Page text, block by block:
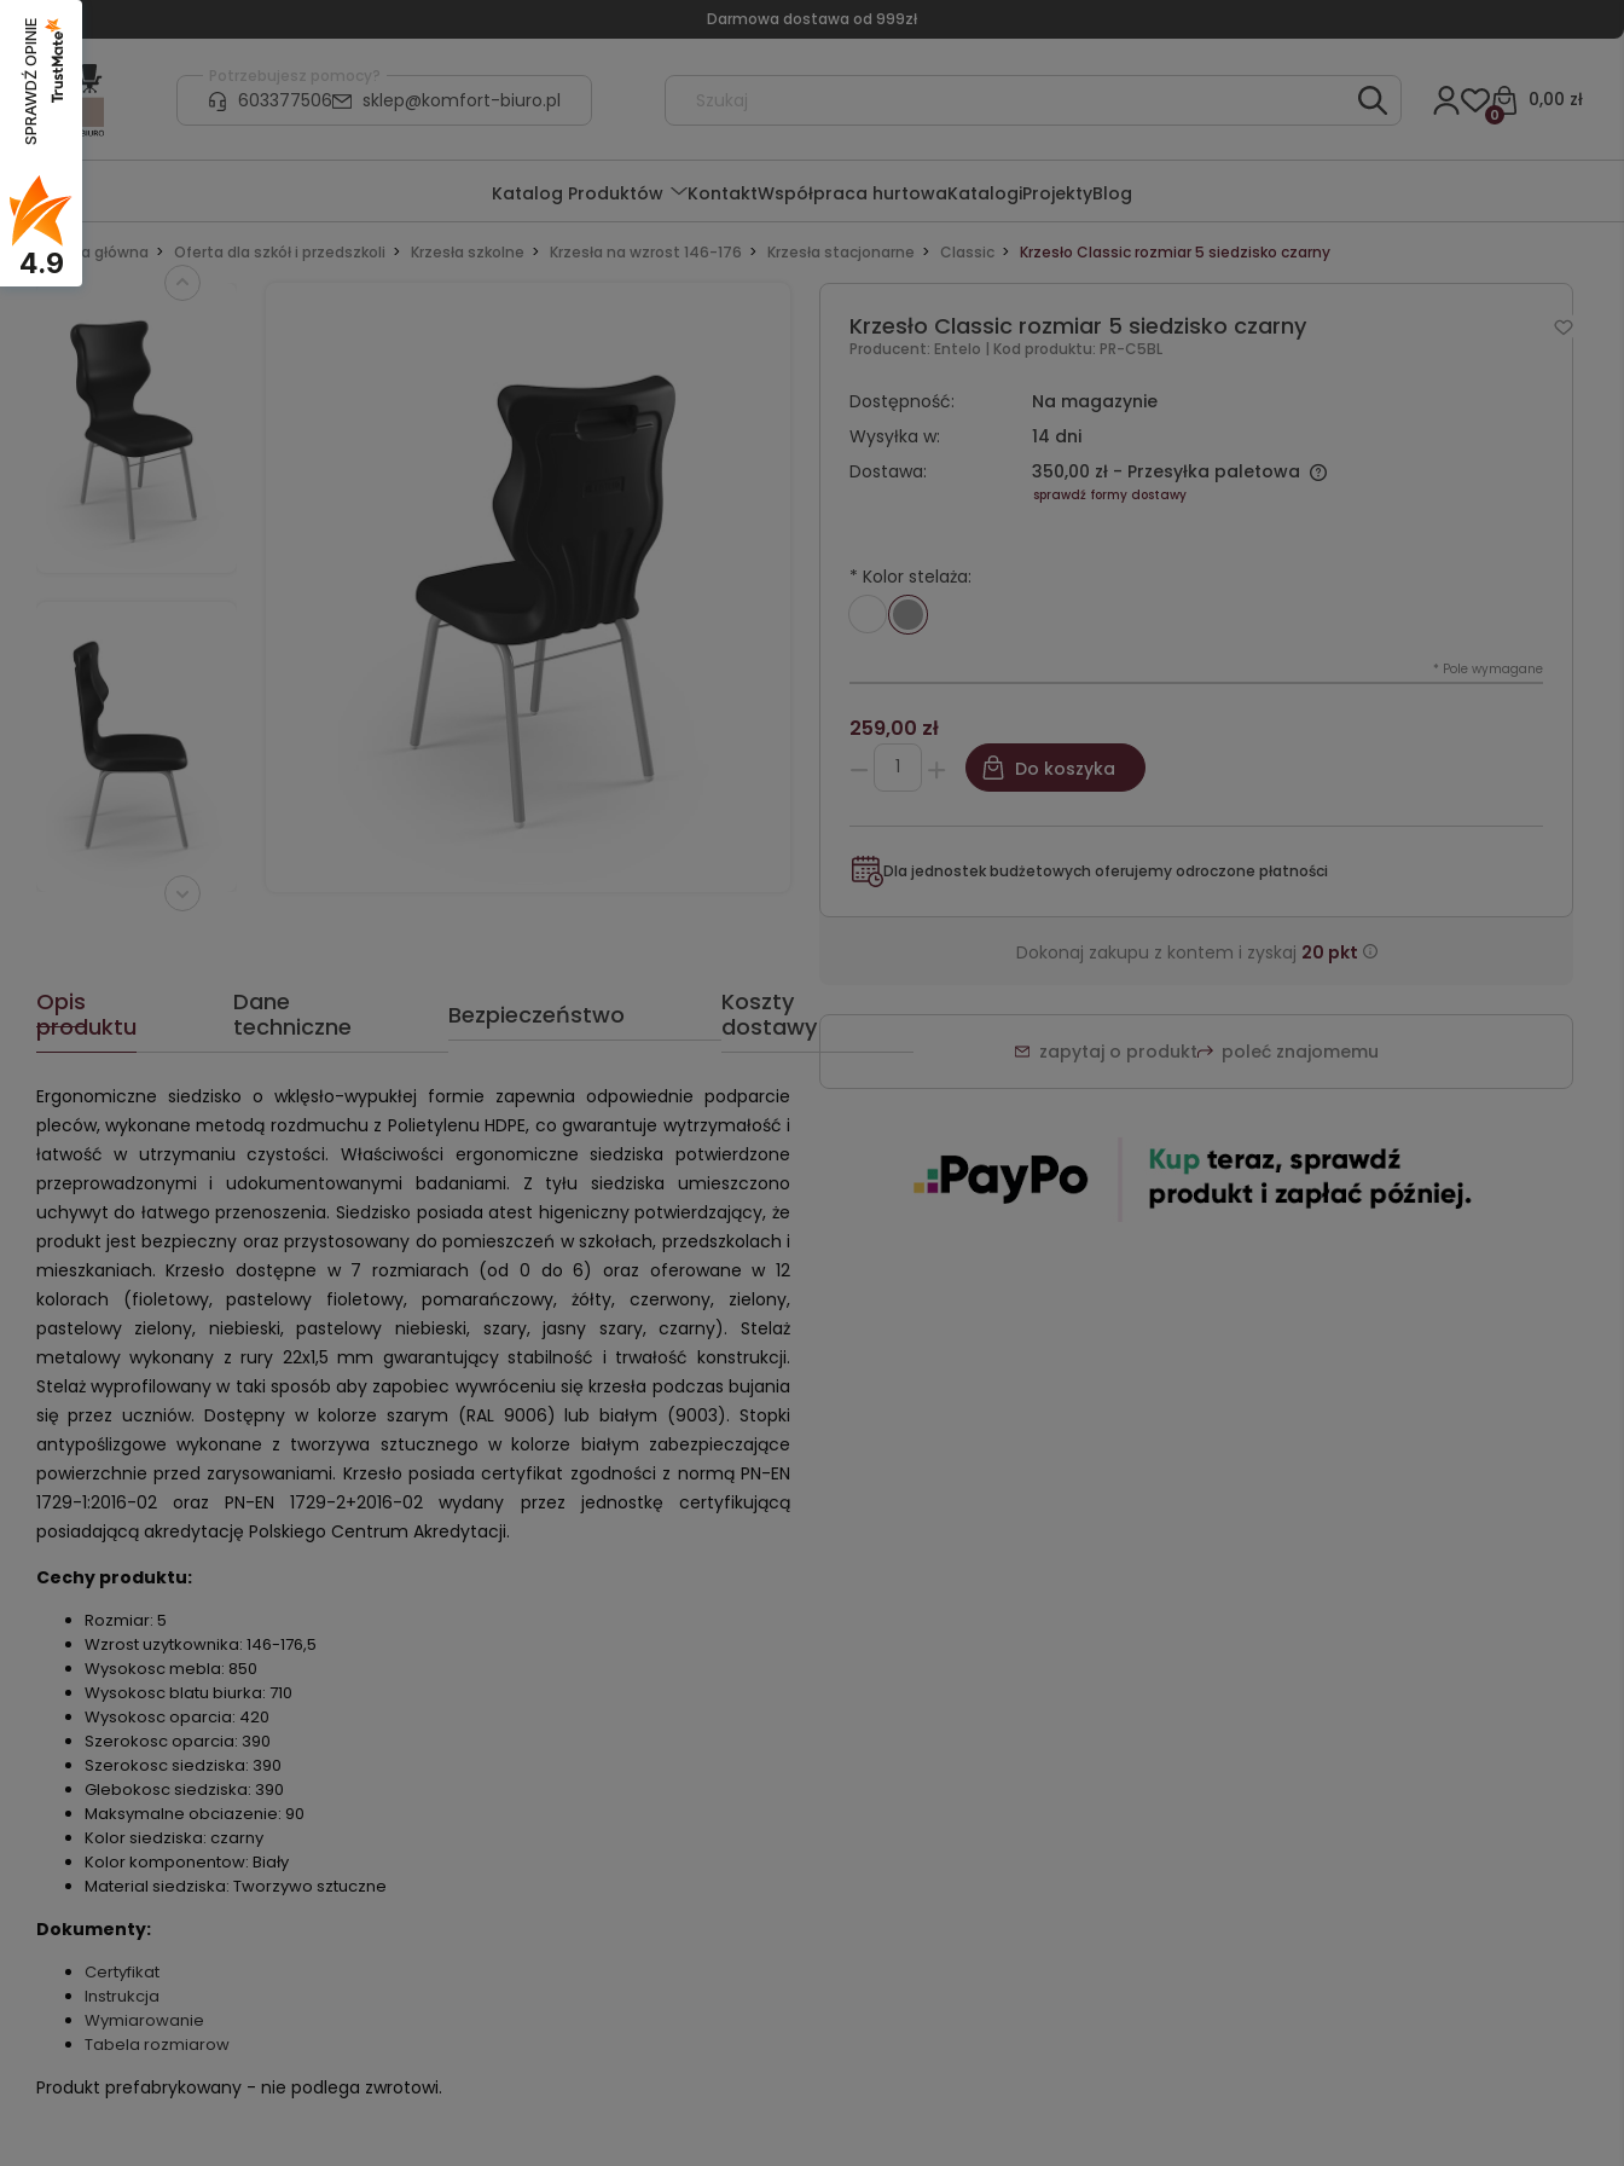
Darmowa dostawa od 999zł
Potrzebujesz pomocy?
603377506 sklep@komfort-biuro.pl 0,00 zł
0
Katalog Produktów KontaktWspółpraca hurtowaKatalogiProjektyBlog
Strona główna Oferta dla szkół i przedszkoli Krzesła szkolne Krzesła na wzrost 146-176 Krzesła stacjonarne Classic Krzesło Classic rozmiar 5 siedzisko czarny
Opis
produktu
Dane
techniczne
Bezpieczeństwo
Koszty
dostawy
Ergonomiczne siedzisko o wklęsło-wypukłej formie zapewnia odpowiednie podparcie
pleców, wykonane metodą rozdmuchu z Polietylenu HDPE, co gwarantuje wytrzymałość i
łatwość w utrzymaniu czystości. Właściwości ergonomiczne siedziska potwierdzone
przeprowadzonymi i udokumentowanymi badaniami. Z tyłu siedziska umieszczono
uchywyt do łatwego przenoszenia. Siedzisko posiada atest higeniczny potwierdzający, że
produkt jest bezpieczny oraz przystosowany do pomieszczeń w szkołach, przedszkolach i
mieszkaniach. Krzesło dostępne w 7 rozmiarach (od 0 do 6) oraz oferowane w 12
kolorach (fioletowy, pastelowy fioletowy, pomarańczowy, żółty, czerwony, zielony,
pastelowy zielony, niebieski, pastelowy niebieski, szary, jasny szary, czarny). Stelaż
metalowy wykonany z rury 22x1,5 mm gwarantujący stabilność i trwałość konstrukcji.
Stelaż wyprofilowany w taki sposób aby zapobiec wywróceniu się krzesła podczas bujania
się przez uczniów. Dostępny w kolorze szarym (RAL 9006) lub białym (9003). Stopki
antypoślizgowe wykonane z tworzywa sztucznego w kolorze białym zabezpieczające
powierzchnie przed zarysowaniami. Krzesło posiada certyfikat zgodności z normą PN-EN
1729-1:2016-02 oraz PN-EN 1729-2+2016-02 wydany przez jednostkę certyfikującą
posiadającą akredytację Polskiego Centrum Akredytacji.
Cechy produktu:
Rozmiar: 5
Wzrost uzytkownika: 146-176,5
Wysokosc mebla: 850
Wysokosc blatu biurka: 710
Wysokosc oparcia: 420
Szerokosc oparcia: 390
Szerokosc siedziska: 390
Glebokosc siedziska: 390
Maksymalne obciazenie: 90
Kolor siedziska: czarny
Kolor komponentow: Biały
Material siedziska: Tworzywo sztuczne
Dokumenty:
Certyfikat
Instrukcja
Wymiarowanie
Tabela rozmiarow
Produkt prefabrykowany - nie podlega zwrotowi.
Krzesło Classic rozmiar 5 siedzisko czarny
Producent: Entelo | Kod produktu: PR-C5BL
Dostępność:
Na magazynie
Wysyłka w:
14 dni
Dostawa:
350,00 zł - Przesyłka paletowa
sprawdź formy dostawy
* Kolor stelaża:
* Pole wymagane
259,00 zł
Do koszyka
Dla jednostek budżetowych oferujemy odroczone płatności
Dokonaj zakupu z kontem i zyskaj 20 pkt
zapytaj o produkt poleć znajomemu
SPRAWDŹ OPINIE
4.9